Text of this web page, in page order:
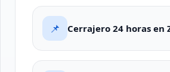
📌 Cerrajero 24 horas en